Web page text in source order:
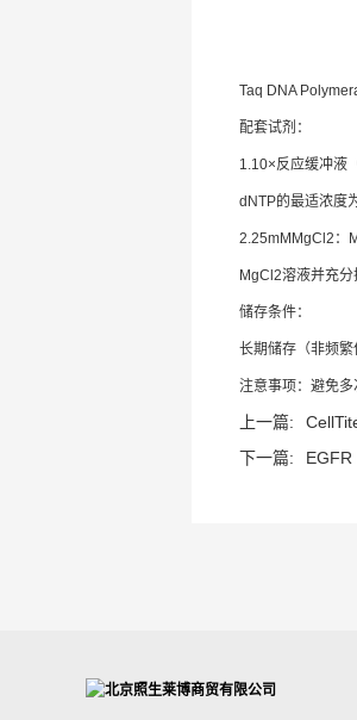
Taq DNA
配套试剂：
1.10×反应缓冲液
dNTP的最适浓度
2.25mMMgCl2：
MgCl2溶液并充分
储存条件：
长期储存（非频
注意事项：避免
上一篇:
下一篇:
EGFR